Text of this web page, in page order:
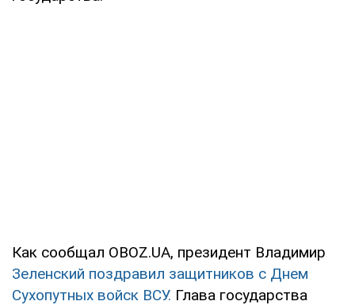
Как сообщал OBOZ.UA, президент Владимир
Зеленский поздравил защитников с Днем
Сухопутных войск ВСУ. Глава государства